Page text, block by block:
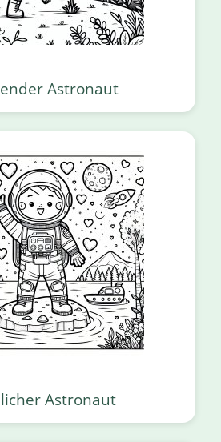
Astronaut
Astronaut